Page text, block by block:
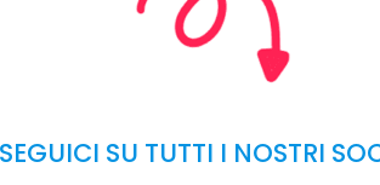
SEGUICI SU TUTTI I NOSTRI